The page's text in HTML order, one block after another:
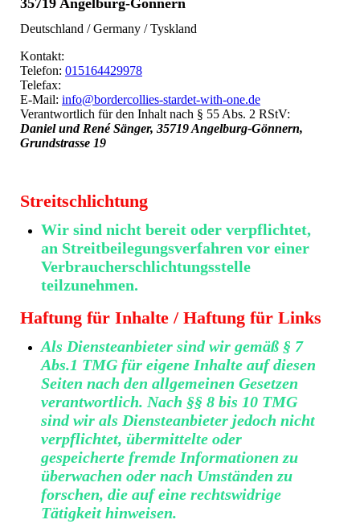
35719 Angelburg-Gönnern
Deutschland / Germany / Tyskland
Kontakt:
Telefon: 015164429978
Telefax:
E-Mail: info@bordercollies-stardet-with-one.de
Verantwortlich für den Inhalt nach § 55 Abs. 2 RStV:
Daniel und René Sänger, 35719 Angelburg-Gönnern,
Grundstrasse 19
Streitschlichtung
Wir sind nicht bereit oder verpflichtet,
an Streitbeilegungsverfahren vor einer
Verbraucherschlichtungsstelle
teilzunehmen.
Haftung für Inhalte / Haftung für Links
Als Diensteanbieter sind wir gemäß § 7
Abs.1 TMG für eigene Inhalte auf diesen
Seiten nach den allgemeinen Gesetzen
verantwortlich. Nach §§ 8 bis 10 TMG
sind wir als Diensteanbieter jedoch nicht
verpflichtet, übermittelte oder
gespeicherte fremde Informationen zu
überwachen oder nach Umständen zu
forschen, die auf eine rechtswidrige
Tätigkeit hinweisen.